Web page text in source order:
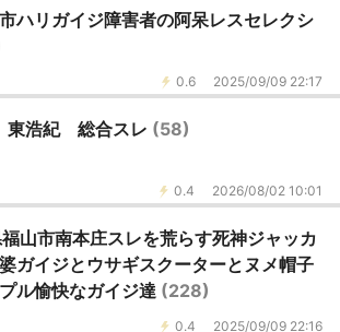
ハリガイジ障害者の阿呆レスセレクシ
0.6 2025/09/09 22:17
東浩紀 総合スレ (58)
0.4 2026/08/02 10:01
山市南本庄スレを荒らす死神ジャッカ
ガイジとウサギスクーターとヌメ帽子
ル愉快なガイジ達 (228)
0.4 2025/09/09 22:16